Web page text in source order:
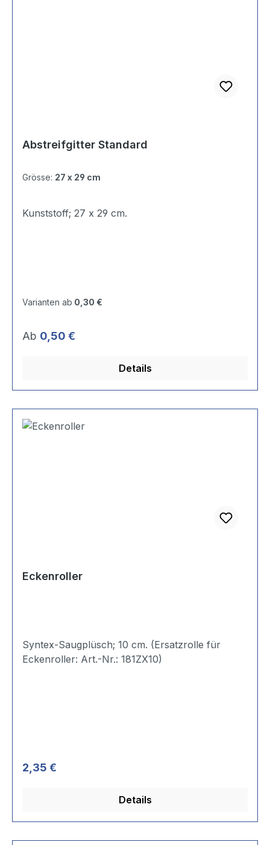
Abstreifgitter Standard
Grösse: 27 x 29 cm
Varianten ab 0,30 €
Regulärer Preis:
Ab 0,50 €
Details
Eckenroller
Syntex-Saugplüsch; 10 cm. (Ersatzrolle für
Regulärer Preis:
2,35 €
Details